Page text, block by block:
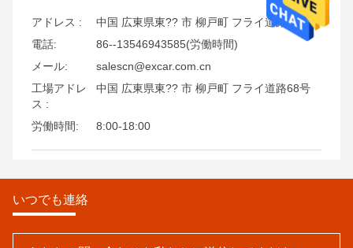
アドレス :
中国 広東県東?? 市 柳戸町 フライ道路68号
電話:
86--13546943585(労働時間)
メール:
salescn@excar.com.cn
工場アドレ
ス :
中国 広東県東?? 市 柳戸町 フライ道路68号
労働時間: 8:00-18:00
いつでも連絡